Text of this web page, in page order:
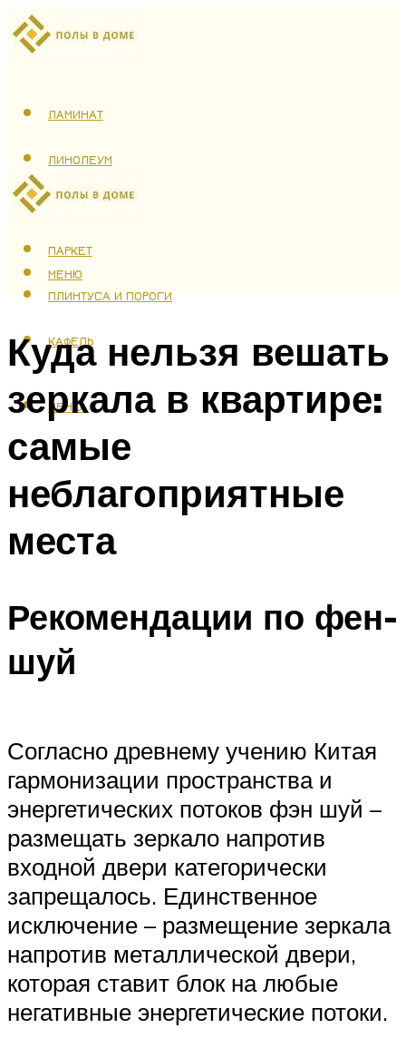
ЛАМИНАТ
ЛИНОЛЕУМ
ТЕПЛЫЙ ПОЛ
ПАРКЕТ
ПЛИНТУСА И ПОРОГИ
КАФЕЛЬ
МЕНЮ
МЕНЮ
Куда нельзя вешать
зеркала в квартире:
самые
неблагоприятные
места
Рекомендации по фен-
шуй
Согласно древнему учению Китая
гармонизации пространства и
энергетических потоков фэн шуй –
размещать зеркало напротив
входной двери категорически
запрещалось. Единственное
исключение – размещение зеркала
напротив металлической двери,
которая ставит блок на любые
негативные энергетические потоки.